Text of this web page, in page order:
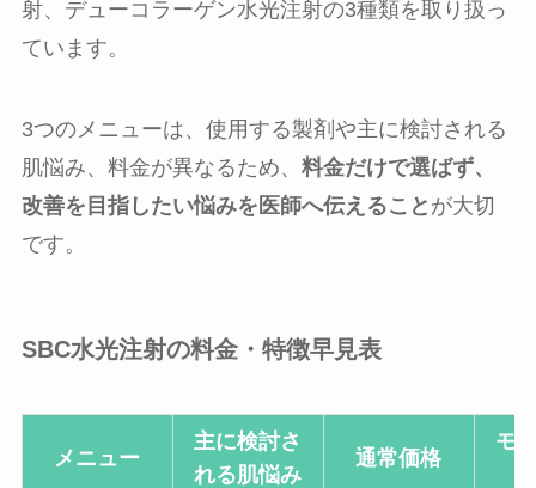
射、デューコラーゲン水光注射の3種類を取り扱っ
ています。
3つのメニューは、使用する製剤や主に検討される
肌悩み、料金が異なるため、 料金だけで選ばず、
改善を目指したい悩みを医師へ伝えること が大切
です。
SBC水光注射の料金・特徴早見表
メニュー
主に検討さ
れる肌悩み
通常価格
モ